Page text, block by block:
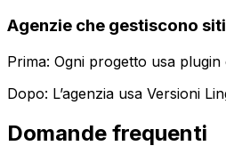
Agenzie che gestiscono
Prima: Ogni progetto usa
Dopo: L’agenzia usa Versioni
Domande frequenti